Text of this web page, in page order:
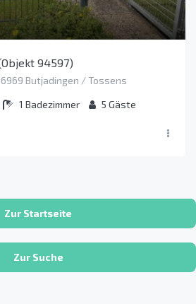
94597)
Butjadingen / Tossens
1 Badezimmer 5 Gäste
Zur Startseite
Zur Suche